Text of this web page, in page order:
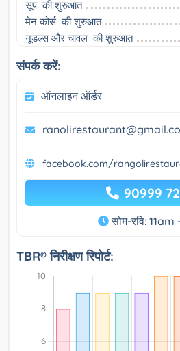
सूप  की शुरुआत
मेन कोर्स  की शुरुआत
नूडल्स और चावल  की शुरुआत
संपर्क करें:
ऑनलाइन ऑर्डर
facebook.com/
90999
सोम-रवि: 11am
TBR® निरीक्षण रिपोर्ट: